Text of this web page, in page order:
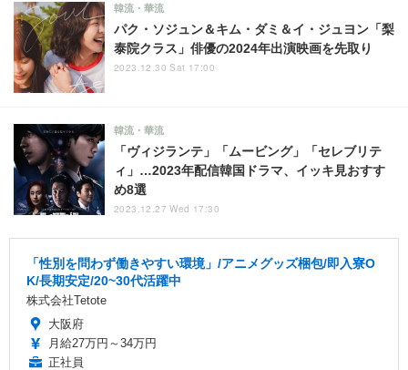
パク・ソジュン＆キム・ダミ＆イ・ジュヨン「梨
泰院クラス」俳優の2024年出演映画を先取り
韓流・華流
2023.12.30 Sat 17:00
「ヴィジランテ」「ムービング」「セレブリテ
ィ」…2023年配信韓国ドラマ、イッキ見おすす
め8選
韓流・華流
2023.12.27 Wed 17:30
「性別を問わず働きやすい環境」/アニメグッズ梱包/即入寮O
K/長期安定/20~30代活躍中
株式会社Tetote
大阪府
月給27万円～34万円
正社員